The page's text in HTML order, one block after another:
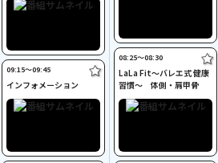
09:15〜09:45
インフォメーション
08:25〜08:30
LaLa Fit～バレエ式 健康
習慣～ 体側・肩甲骨